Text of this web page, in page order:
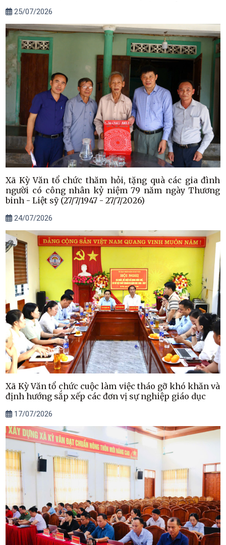
25/07/2026
Xã Kỳ Văn tổ chức thăm hỏi, tặng quà các gia đình
người có công nhân kỷ niệm 79 năm ngày Thương
binh - Liệt sỹ (27/7/1947 - 27/7/2026)
24/07/2026
Xã Kỳ Văn tổ chức cuộc làm việc tháo gỡ khó khăn và
định hướng sắp xếp các đơn vị sự nghiệp giáo dục
17/07/2026